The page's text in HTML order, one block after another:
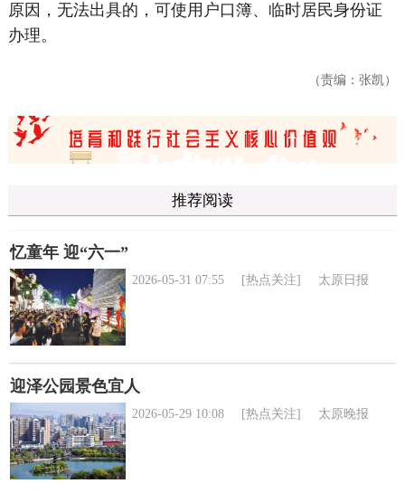
原因，无法出具的，可使用户口簿、临时居民身份证
办理。
（责编：张凯）
推荐阅读
忆童年 迎“六一”
2026-05-31 07:55 [热点关注] 太原日报
迎泽公园景色宜人
2026-05-29 10:08 [热点关注] 太原晚报